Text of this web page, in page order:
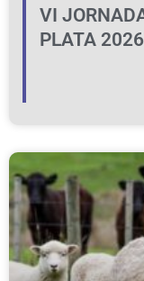
VI
PLATA 2026